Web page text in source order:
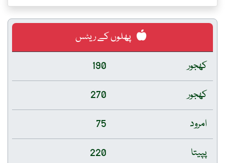
پھلوں کے ریٹس
کھجور
190
کھجور
270
امرود
75
پپیتا
220